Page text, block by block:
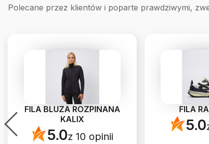
Polecane przez klientów i poparte prawdziwymi,
FILA BLUZA ROZPINANA
KALIX
5.0z 10 opinii
FILA
5.0